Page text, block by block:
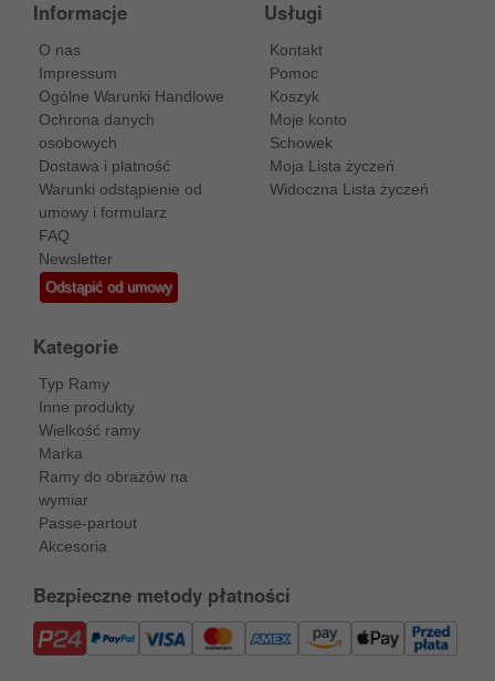
Informacje
O nas
Impressum
Ogólne Warunki Handlowe
Ochrona danych
osobowych
Dostawa i platność
Warunki odstąpienie od
umowy i formularz
FAQ
Newsletter
Odstąpić od umowy
Usługi
Kontakt
Pomoc
Koszyk
Moje konto
Schowek
Moja Lista życzeń
Widoczna Lista życzeń
Kategorie
Typ Ramy
Inne produkty
Wielkość ramy
Marka
Ramy do obrazów na
wymiar
Passe-partout
Akcesoria
Bezpieczne metody płatności